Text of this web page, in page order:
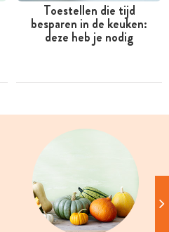
Toestellen die tijd
besparen in de keuken:
deze heb je nodig